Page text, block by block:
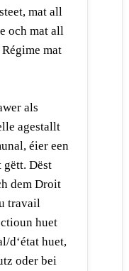
mat all
och mat all
mat
als
agestallt
éier een
gëtt. Dëst
dem Droit
travail
huet
d‘état huet,
oder bei